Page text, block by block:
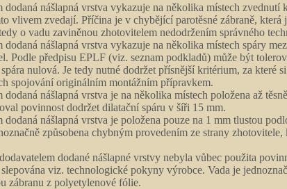
nášlapná vrstva vykazuje na několika místech
vlivem zvedají. Příčina je v chybějící parotěsné zábraně,
o vadu zaviněnou zhotovitelem nedodržením správného
nášlapná vrstva vykazuje na několika místech spáry
Podle předpisu EPLF (viz. seznam podkladů) může být
nulová. Je tedy nutné dodržet přísnější kritérium, za
spojování originálním montážním přípravkem.
nášlapná vrstva je na několika místech položena až
povinnost dodržet dilatační spáru v šíři 15 mm.
dodaná nášlapná vrstva je položena pouze na 1 mm tlustou
způsobena chybným provedením ze strany
dodané nášlapné vrstvy nebyla vůbec použita
viz. technologické pokyny výrobce. Vada je
zábranu z polyetylenové fólie.